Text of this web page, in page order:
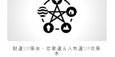
財運UP風水・恋愛運＆人気運UP花風
水